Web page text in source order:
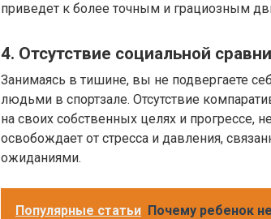
приведет к более точным и грациозным
4. Отсутствие социальной
Занимаясь в тишине, вы не подвергаете
людьми в спортзале. Отсутствие
на своих собственных целях и прогрессе,
освобождает от стресса и давления,
ожиданиями.
Популярные статьи Почему ребенок